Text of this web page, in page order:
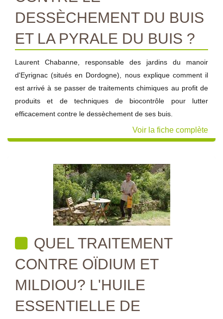
DESSÈCHEMENT DU BUIS
ET LA PYRALE DU BUIS ?
Laurent Chabanne, responsable des jardins du manoir
d'Eyrignac (situés en Dordogne), nous explique comment il
est arrivé à se passer de traitements chimiques au profit de
produits et de techniques de biocontrôle pour lutter
efficacement contre le dessèchement de ses buis.
Voir la fiche complète
QUEL TRAITEMENT
CONTRE OÏDIUM ET
MILDIOU? L'HUILE
ESSENTIELLE DE